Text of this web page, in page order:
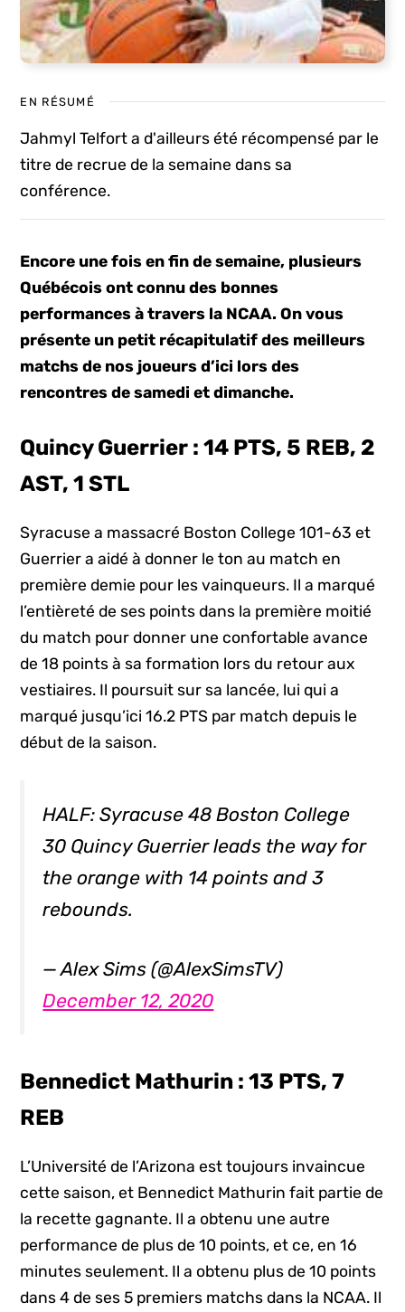
EN RÉSUMÉ
Jahmyl Telfort a d'ailleurs été récompensé par le
titre de recrue de la semaine dans sa
conférence.
Encore une fois en fin de semaine, plusieurs
Québécois ont connu des bonnes
performances à travers la NCAA. On vous
présente un petit récapitulatif des meilleurs
matchs de nos joueurs d’ici lors des
rencontres de samedi et dimanche.
Quincy Guerrier : 14 PTS, 5 REB, 2
AST, 1 STL
Syracuse a massacré Boston College 101-63 et
Guerrier a aidé à donner le ton au match en
première demie pour les vainqueurs. Il a marqué
l’entièreté de ses points dans la première moitié
du match pour donner une confortable avance
de 18 points à sa formation lors du retour aux
vestiaires. Il poursuit sur sa lancée, lui qui a
marqué jusqu’ici 16.2 PTS par match depuis le
début de la saison.
HALF: Syracuse 48 Boston College
30 Quincy Guerrier leads the way for
the orange with 14 points and 3
rebounds.
— Alex Sims (@AlexSimsTV)
December 12, 2020
Bennedict Mathurin : 13 PTS, 7
REB
L’Université de l’Arizona est toujours invaincue
cette saison, et Bennedict Mathurin fait partie de
la recette gagnante. Il a obtenu une autre
performance de plus de 10 points, et ce, en 16
minutes seulement. Il a obtenu plus de 10 points
dans 4 de ses 5 premiers matchs dans la NCAA. Il